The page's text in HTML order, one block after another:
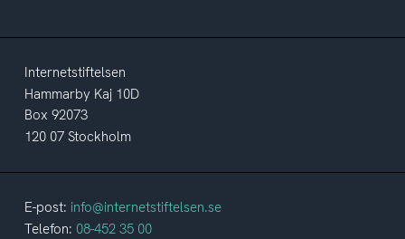
Internetstiftelsen
Hammarby Kaj 10D
Box 92073
120 07 Stockholm
E-post: info@internetstiftelsen.se
Telefon: 08-452 35 00